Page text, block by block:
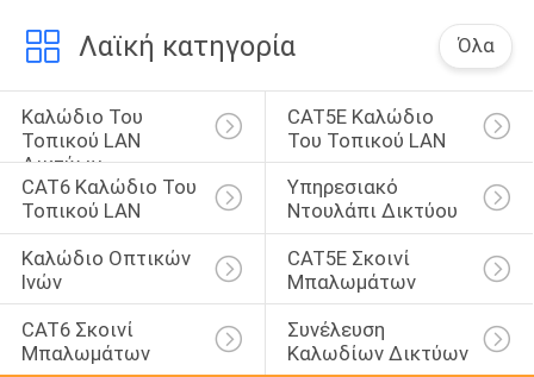
CAT8 ΚΑΛΏΔΙΟ ΤΟΥ
ΤΟΠΙΚΟΎ LAN
8
Λαϊκή κατηγορία Όλα
Καλώδιο Του
Τοπικού LAN
Δικτύων
CAT5E Καλώδιο
Του Τοπικού LAN
CAT6 Καλώδιο Του
Τοπικού LAN
Υπηρεσιακό
Ντουλάπι Δικτύου
Καλώδιο Οπτικών
Ινών
CAT5E Σκοινί
Μπαλωμάτων
CAT6 Σκοινί
Μπαλωμάτων
Συνέλευση
Καλωδίων Δικτύων